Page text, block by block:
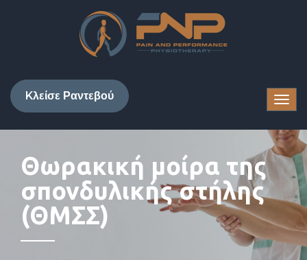
Kλείσε Ραντεβού
Θωρακική μοίρα της
σπονδυλικής στήλης
(ΘΜΣΣ)